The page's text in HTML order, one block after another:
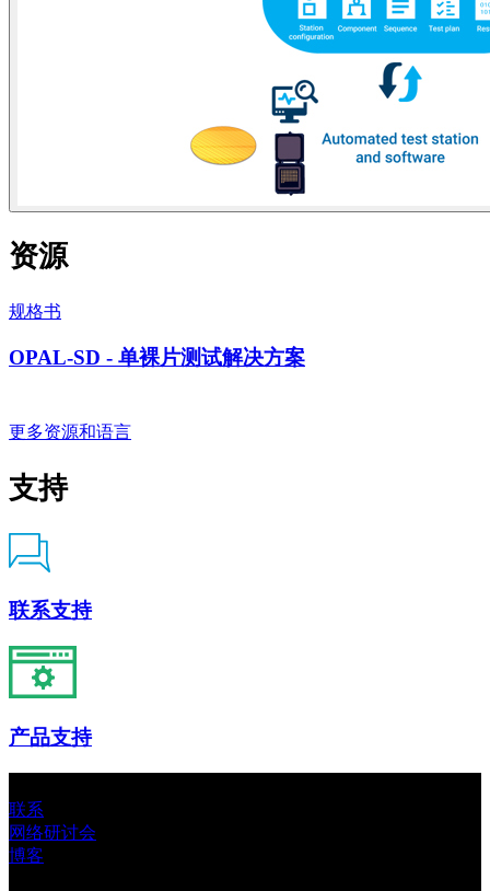
资源
规格书
OPAL-SD - 单裸片测试解决方案
更多资源和语言
支持
联系支持
产品支持
联系
网络研讨会
博客